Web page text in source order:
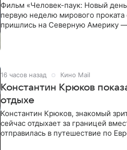
Фильм «Человек-паук: Новый
первую неделю мирового
пришлись на Северную Америку
16 часов назад Кино Mail
Константин Крюков
отдыхе
Константин Крюков, знакомый
сейчас отдыхает за границей
отправилась в путешествие по